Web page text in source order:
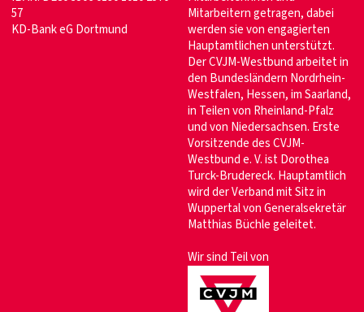
57
KD-Bank eG Dortmund
Mitarbeitern getragen, dabei
werden sie von engagierten
Hauptamtlichen unterstützt.
Der CVJM-Westbund arbeitet in
den Bundesländern Nordrhein-
Westfalen, Hessen, im Saarland,
in Teilen von Rheinland-Pfalz
und von Niedersachsen. Erste
Vorsitzende des CVJM-
Westbund e. V. ist Dorothea
Turck-Brudereck. Hauptamtlich
wird der Verband mit Sitz in
Wuppertal von Generalsekretär
Matthias Büchle geleitet.
Wir sind Teil von